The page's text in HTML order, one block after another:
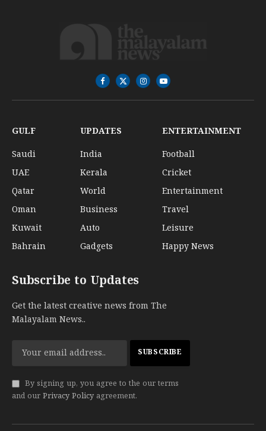
Facebook
X
(Twitter)
InstagramYouTube
GULF
Saudi
UAE
Qatar
Oman
Kuwait
Bahrain
UPDATES
India
Kerala
World
Business
Auto
Gadgets
ENTERTAINMENT
Football
Cricket
Entertainment
Travel
Leisure
Happy News
Subscribe to Updates
Get the latest creative news from The
Malayalam News..
By signing up, you agree to the our terms
and our Privacy Policy agreement.